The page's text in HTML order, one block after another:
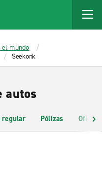
mundo
Seekonk
autos
regular Pólizas